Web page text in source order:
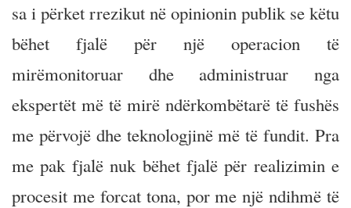
sa i përket rrezikut në opinionin publik se këtu
bëhet fjalë për një operacion të
mirëmonitoruar dhe administruar nga
ekspertët më të mirë ndërkombëtarë të fushës
me përvojë dhe teknologjinë më të fundit. Pra
me pak fjalë nuk bëhet fjalë për realizimin e
procesit me forcat tona, por me një ndihmë të